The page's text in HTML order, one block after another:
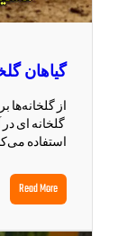
گیاهان
از گلخانه‌ها
گلخانه ای
استفاده
Read More